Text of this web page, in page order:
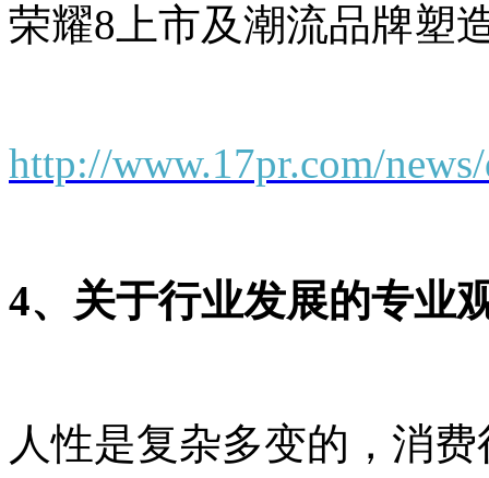
荣耀8上市及潮流品牌塑
http://www.17pr.com/
4、关于行业发展的专业
人性是复杂多变的，消